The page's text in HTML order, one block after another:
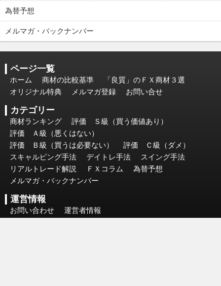
為替予想
メルマガ・バックナンバー
ページ一覧
ホーム 商材の比較基準
「良質」のＦＸ商材３選
オリジナル特典
メルマガ登録 お問い合せ
カテゴリー
商材ランキング
評価 Ｓ級（買う価値あり）
評価 Ａ級（悪くはない）
評価 Ｂ級（買うは必要ない）
評価 Ｃ級（ダメ）
スキャルピング手法
デイトレ手法
スイング手法
リアルトレード解説
ＦＸコラム
為替予想
メルマガ・バックナンバー
運営情報
お問い合わせ
運営者情報